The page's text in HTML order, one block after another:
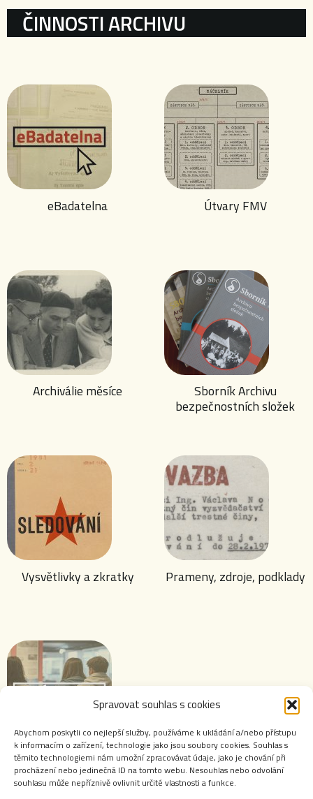
Spravovat souhlas s cookies
Abychom poskytli co nejlepší služby, používáme k ukládání a/nebo přístupu
k informacím o zařízení, technologie jako jsou soubory cookies. Souhlas s
těmito technologiemi nám umožní zpracovávat údaje, jako je chování při
procházení nebo jedinečná ID na tomto webu. Nesouhlas nebo odvolání
souhlasu může nepříznivě ovlivnit určité vlastnosti a funkce.
ČINNOSTI ARCHIVU
eBadatelna Útvary FMV
Archiválie měsíce
Sborník Archivu
bezpečnostních složek
Vysvětlivky a zkratky Prameny, zdroje, podklady
Výstavy ABS